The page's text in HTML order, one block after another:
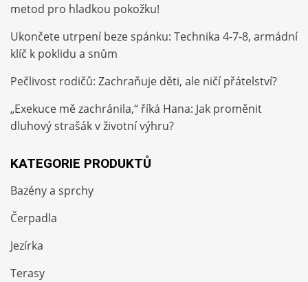
metod pro hladkou pokožku!
Ukončete utrpení beze spánku: Technika 4-7-8, armádní
klíč k poklidu a snům
Pečlivost rodičů: Zachraňuje děti, ale ničí přátelství?
„Exekuce mě zachránila,“ říká Hana: Jak proměnit
dluhový strašák v životní výhru?
KATEGORIE PRODUKTŮ
Bazény a sprchy
Čerpadla
Jezírka
Terasy